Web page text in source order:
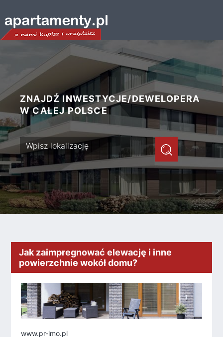
ZNAJDŹ INWESTYCJE/DEWELOPERA
W CAŁEJ POLSCE
Jak zaimpregnować elewację i inne
powierzchnie wokół domu?
www.pr-imo.pl